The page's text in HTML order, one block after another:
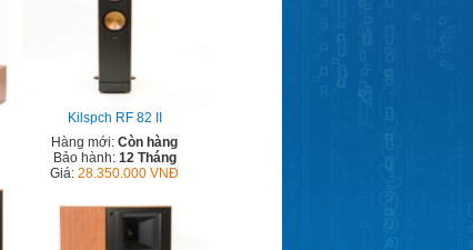
Kilspch RF 82 II
Hàng mới: Còn hàng
Bảo hành: 12 Tháng
Giá: 28.350.000 VNĐ